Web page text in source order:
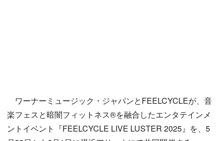
ワーナーミュージック・ジャパンとFEELCYCLEが、音
楽フェスと暗闇フィットネス®を融合したエンタテインメ
ントイベント『FEELCYCLE LIVE LUSTER 2025』を、5